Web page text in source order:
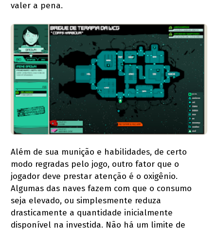
valer a pena.
Além de sua munição e habilidades, de certo
modo regradas pelo jogo, outro fator que o
jogador deve prestar atenção é o oxigênio.
Algumas das naves fazem com que o consumo
seja elevado, ou simplesmente reduza
drasticamente a quantidade inicialmente
disponível na investida. Não há um limite de